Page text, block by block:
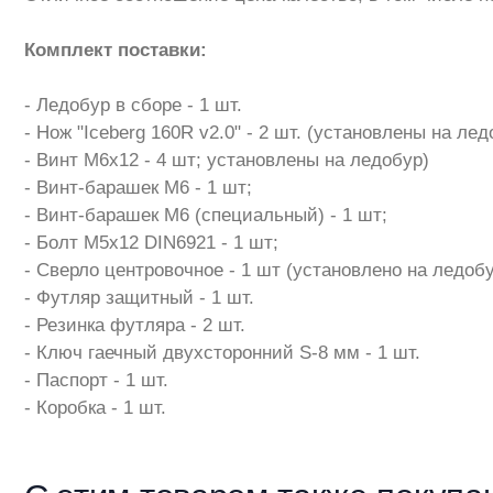
Комплект поставки:
- Ледобур в сборе - 1 шт.
- Нож "Iceberg 160R v2.0" - 2 шт. (установлены на
- Винт М6х12 - 4 шт; установлены на ледобур)
- Винт-барашек М6 - 1 шт;
- Винт-барашек М6 (специальный) - 1 шт;
- Болт М5х12 DIN6921 - 1 шт;
- Сверло центровочное - 1 шт (установлено на
- Футляр защитный - 1 шт.
- Резинка футляра - 2 шт.
- Ключ гаечный двухсторонний S-8 мм - 1 шт.
- Паспорт - 1 шт.
- Коробка - 1 шт.